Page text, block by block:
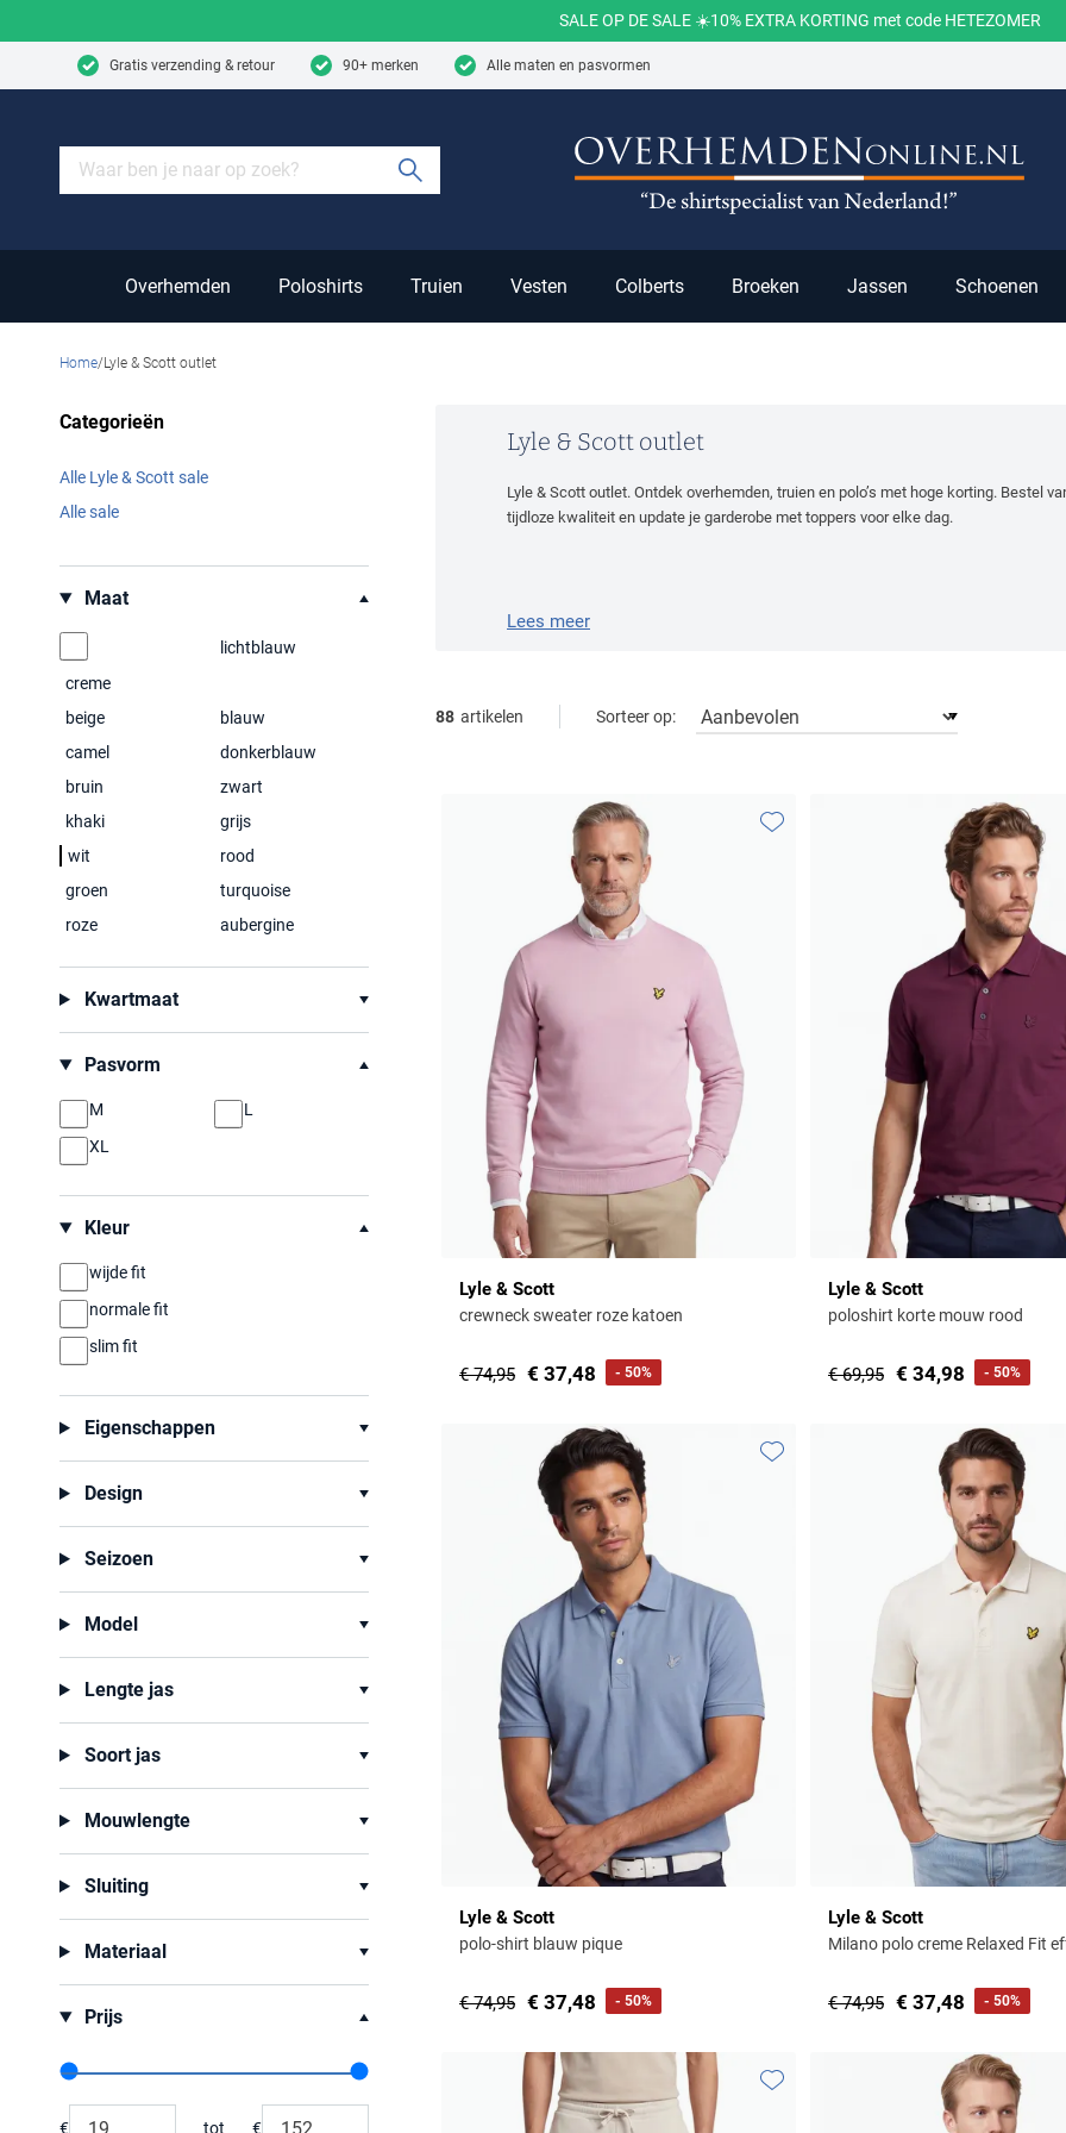
SALE OP DE SALE ☀️10% EXTRA KORTING met code HETEZOMER
Gratis verzending & retour 90+ merken Alle maten en pasvormen
Overhemden Poloshirts Truien Vesten Colberts Broeken Jassen Schoenen
Home Lyle & Scott outlet
Lyle & Scott outlet
Lyle & Scott outlet. Ontdek overhemden, truien en polo’s met hoge korting. Bestel
tijdloze kwaliteit en update je garderobe met toppers voor elke dag.
Lees meer
Categorieën
Alle Lyle & Scott sale
Alle sale
Maat
creme
lichtblauw
beige
blauw
camel
donkerblauw
bruin
zwart
khaki
grijs
wit
rood
groen
turquoise
roze
aubergine
Kwartmaat
Pasvorm
M
L
XL
Kleur
wijde fit
normale fit
slim fit
Eigenschappen
Design
Seizoen
Model
Lengte jas
Soort jas
Mouwlengte
Sluiting
Materiaal
Prijs
Range slider min value
Range slider max value
€
tot
€
88 artikelen Sorteer op:
Lyle & Scott
crewneck sweater roze katoen
€ 74,95 € 37,48 - 50%
Toevoegen aan favorieten
Lyle & Scott
poloshirt korte mouw rood
€ 69,95 € 34,98 - 50%
Lyle & Scott
polo-shirt blauw pique
€ 74,95 € 37,48 - 50%
Toevoegen aan favorieten
Lyle & Scott
Milano polo creme Relaxed Fit
€ 74,95 € 37,48 - 50%
Toevoegen aan favorieten